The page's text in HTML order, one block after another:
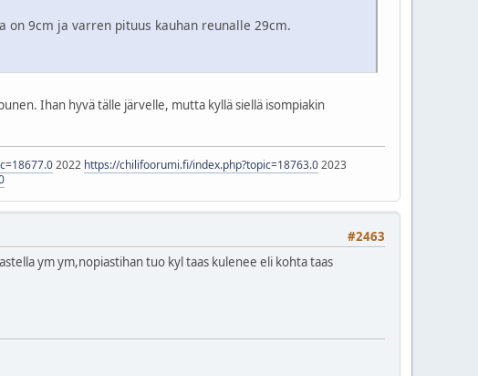
9cm ja varren pituus kauhan reunalle 29cm.
Ihan hyvä tälle järvelle, mutta kyllä siellä isompiakin
2022 https://chilifoorumi.fi/index.php?topic=18763.02023
#2463
ym ym,nopiastihan tuo kyl taas kulenee eli kohta taas